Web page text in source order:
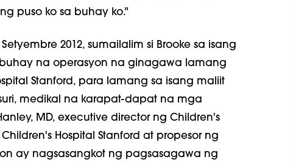
puso ko sa buhay ko."
2012, sumailalim si Brooke sa isang
na operasyon na ginagawa lamang
Stanford, para lamang sa isang maliit
medikal na karapat-dapat na mga
MD, executive director ng Children's
Hospital Stanford at propesor ng
ay nagsasangkot ng pagsasagawa ng